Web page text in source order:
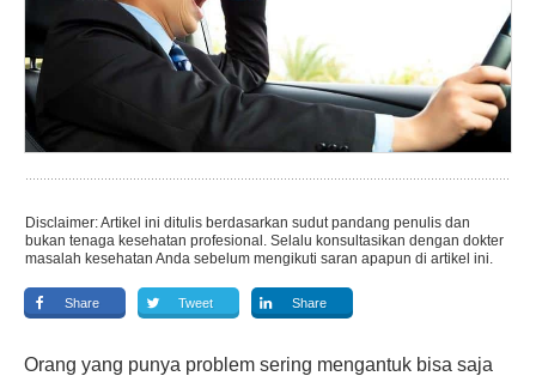
Disclaimer: Artikel ini ditulis berdasarkan sudut pandang penulis dan
bukan tenaga kesehatan profesional. Selalu konsultasikan dengan dokter
masalah kesehatan Anda sebelum mengikuti saran apapun di artikel ini.
Share Tweet Share
Orang yang punya problem sering mengantuk bisa saja